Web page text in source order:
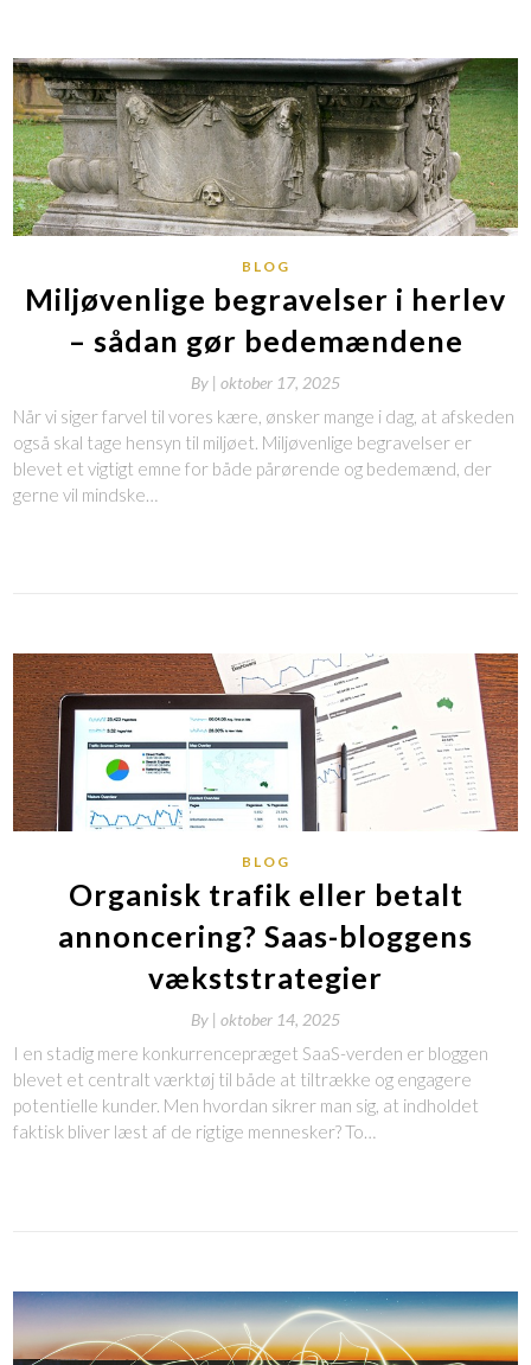
BLOG
Miljøvenlige begravelser i herlev
– sådan gør bedemændene
By | oktober 17, 2025
Når vi siger farvel til vores kære, ønsker mange i dag, at afskeden
også skal tage hensyn til miljøet. Miljøvenlige begravelser er
blevet et vigtigt emne for både pårørende og bedemænd, der
gerne vil mindske…
BLOG
Organisk trafik eller betalt
annoncering? Saas-bloggens
vækststrategier
By | oktober 14, 2025
I en stadig mere konkurrencepræget SaaS-verden er bloggen
blevet et centralt værktøj til både at tiltrække og engagere
potentielle kunder. Men hvordan sikrer man sig, at indholdet
faktisk bliver læst af de rigtige mennesker? To…